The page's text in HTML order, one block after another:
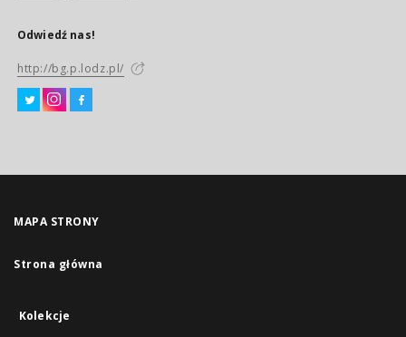
Odwiedź nas!
http://bg.p.lodz.pl/
MAPA STRONY
Strona główna
Kolekcje